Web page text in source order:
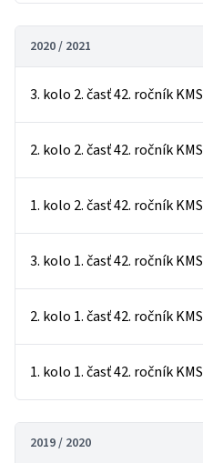
2020 / 2021
3. kolo 2. časť 42. ročník KMS
2. kolo 2. časť 42. ročník KMS
1. kolo 2. časť 42. ročník KMS
3. kolo 1. časť 42. ročník KMS
2. kolo 1. časť 42. ročník KMS
1. kolo 1. časť 42. ročník KMS
2019 / 2020